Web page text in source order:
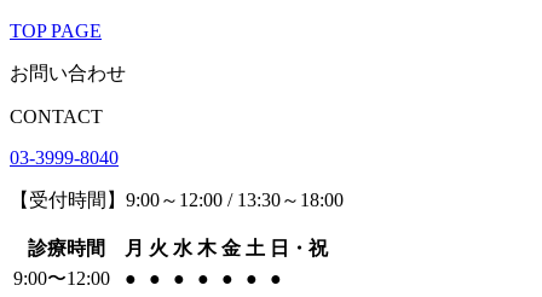
TOP PAGE
お問い合わせ
CONTACT
03-3999-8040
【受付時間】9:00～12:00 / 13:30～18:00
診療時間 月 火 水 木 金 土 日・祝
9:00〜12:00
● ● ● ● ● ●
●